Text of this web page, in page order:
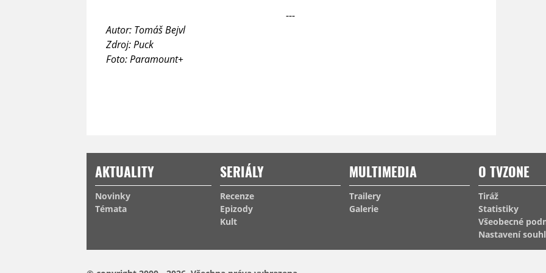
---
Autor: Tomáš Bejvl
Zdroj: Puck
Foto: Paramount+
AKTUALITY
Novinky
Témata
SERIÁLY
Recenze
Epizody
Kult
MULTIMEDIA
Trailery
Galerie
O TVZONE
Tiráž
Statistiky
Všeobecné
Nastavení